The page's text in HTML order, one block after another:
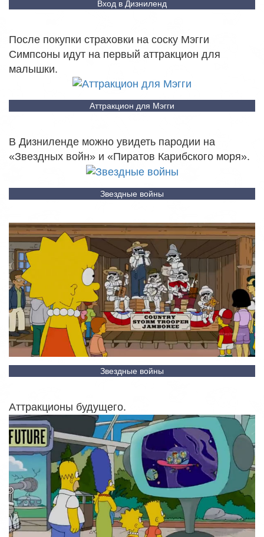
Вход в Дизниленд
После покупки страховки на соску Мэгги
Симпсоны идут на первый аттракцион для
малышки.
Аттракцион для Мэгги
В Дизниленде можно увидеть пародии на
«Звездных войн» и «Пиратов Карибского моря».
Звездные войны
Звездные войны
Аттракционы будущего.